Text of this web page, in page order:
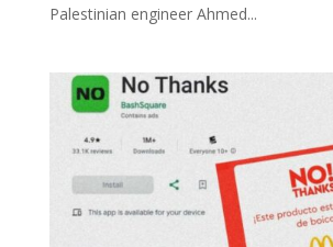
Palestinian engineer Ahmed...